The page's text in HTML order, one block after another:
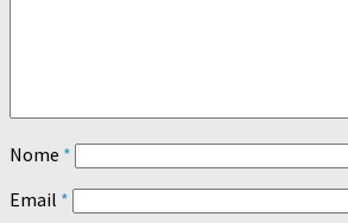
Nome *
Email *